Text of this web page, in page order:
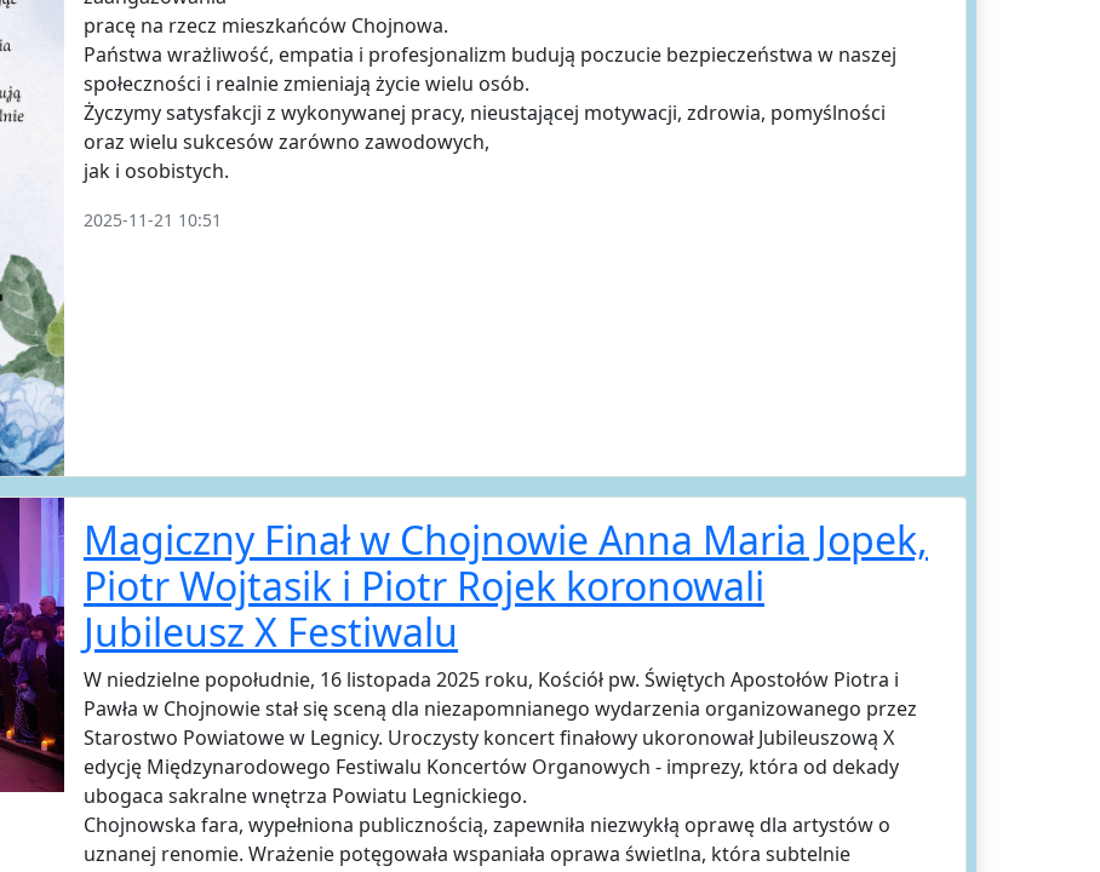
pracę na rzecz mieszkańców Chojnowa.
Państwa wrażliwość, empatia i profesjonalizm budują poczucie bezpieczeństwa w naszej
społeczności i realnie zmieniają życie wielu osób.
Życzymy satysfakcji z wykonywanej pracy, nieustającej motywacji, zdrowia, pomyślności
oraz wielu sukcesów zarówno zawodowych,
jak i osobistych.
2025-11-21 10:51
Magiczny Finał w Chojnowie Anna Maria Jopek,
Piotr Wojtasik i Piotr Rojek koronowali
Jubileusz X Festiwalu
W niedzielne popołudnie, 16 listopada 2025 roku, Kościół pw. Świętych Apostołów Piotra i
Pawła w Chojnowie stał się sceną dla niezapomnianego wydarzenia organizowanego przez
Starostwo Powiatowe w Legnicy. Uroczysty koncert finałowy ukoronował Jubileuszową X
edycję Międzynarodowego Festiwalu Koncertów Organowych - imprezy, która od dekady
ubogaca sakralne wnętrza Powiatu Legnickiego.
Chojnowska fara, wypełniona publicznością, zapewniła niezwykłą oprawę dla artystów o
uznanej renomie. Wrażenie potęgowała wspaniała oprawa świetlna, która subtelnie